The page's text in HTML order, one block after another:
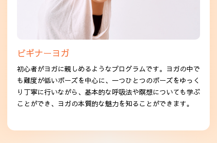
ビギナーヨガ
初心者がヨガに親しめるようなプログラムです。ヨガの中で
も難度が低いポーズを中心に、一つひとつのポーズをゆっく
り丁寧に行いながら、基本的な呼吸法や瞑想についても学ぶ
ことができ、ヨガの本質的な魅力を知ることができます。